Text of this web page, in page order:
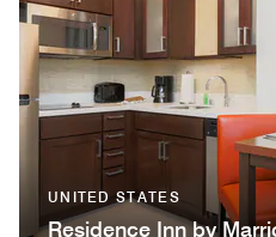
UNITED STATES
Residence Inn by